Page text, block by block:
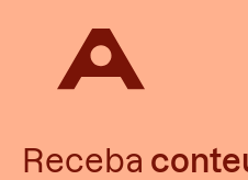
Receba